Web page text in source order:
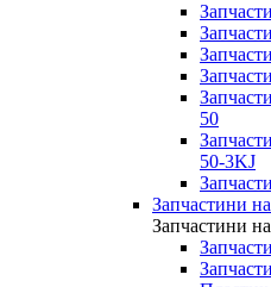
50
50-3KJ
Запчастини
Запчастини